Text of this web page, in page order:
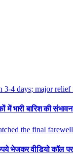
में भारी बारिश की
भेजकर वीडियो कॉल पर